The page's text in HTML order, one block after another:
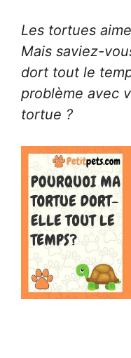
Les tortues
Mais saviez-
dort tout le
problème avec
tortue ?